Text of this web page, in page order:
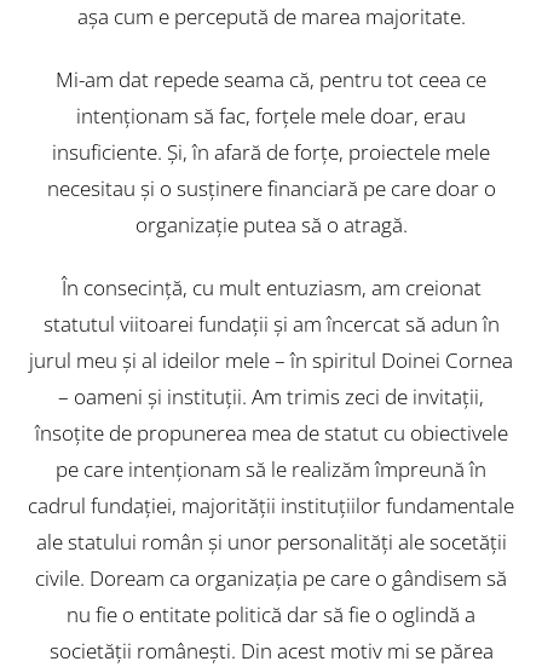
aşa cum e percepută de marea majoritate.
Mi-am dat repede seama că, pentru tot ceea ce
intenţionam să fac, forţele mele doar, erau
insuficiente. Şi, în afară de forţe, proiectele mele
necesitau şi o susţinere financiară pe care doar o
organizaţie putea să o atragă.
În consecinţă, cu mult entuziasm, am creionat
statutul viitoarei fundaţii şi am încercat să adun în
jurul meu şi al ideilor mele – în spiritul Doinei Cornea
– oameni şi instituţii. Am trimis zeci de invitaţii,
însoţite de propunerea mea de statut cu obiectivele
pe care intenţionam să le realizăm împreună în
cadrul fundaţiei, majorităţii instituţiilor fundamentale
ale statului român şi unor personalităţi ale socetăţii
civile. Doream ca organizaţia pe care o gândisem să
nu fie o entitate politică dar să fie o oglindă a
societăţii româneşti. Din acest motiv mi se părea